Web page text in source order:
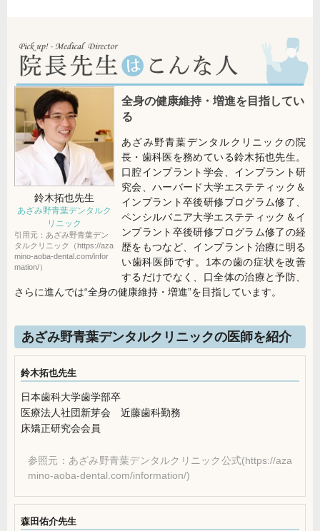
鈴木拓也先生
あざみ野青葉デンタルク
リニック
引用元：あざみ野青葉デン
タルクリニック（https://aza
mino-aoba-dental.com/infor
mation/）
全身の健康維持・増進を目指してい
る
あざみ野青葉デンタルクリニックの院
長・歯科医を務めている鈴木拓也先生。
口腔インプラント学会、インプラント研
究会、ハーバード大学エステティック＆
インプラント卒後研修プログラム修了、
ペンシルバニア大学エステティック＆イ
ンプラント卒後研修プログラム修了の経
歴をもつなど、インプラント治療に明る
い歯科医師です。1本の歯の症状を改善
するだけでなく、口全体の治療と予防、
さらに進んでは“全身の健康維持・増進”を目指しています。
あざみ野青葉デンタルクリニックの医師を紹介
鈴木拓也先生
日本歯科大学歯学部卒
医療法人社団新芽会 近藤歯科勤務
床矯正研究会会員
参照元：あざみ野青葉デンタルクリニック公式(https://aza
mino-aoba-dental.com/information/)
森田佑介先生